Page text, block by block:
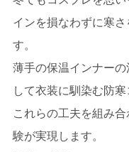
インを損なわずに寒
す。
薄手の保温インナー
して衣装に馴染む防
これらの工夫を組み
験が実現します。